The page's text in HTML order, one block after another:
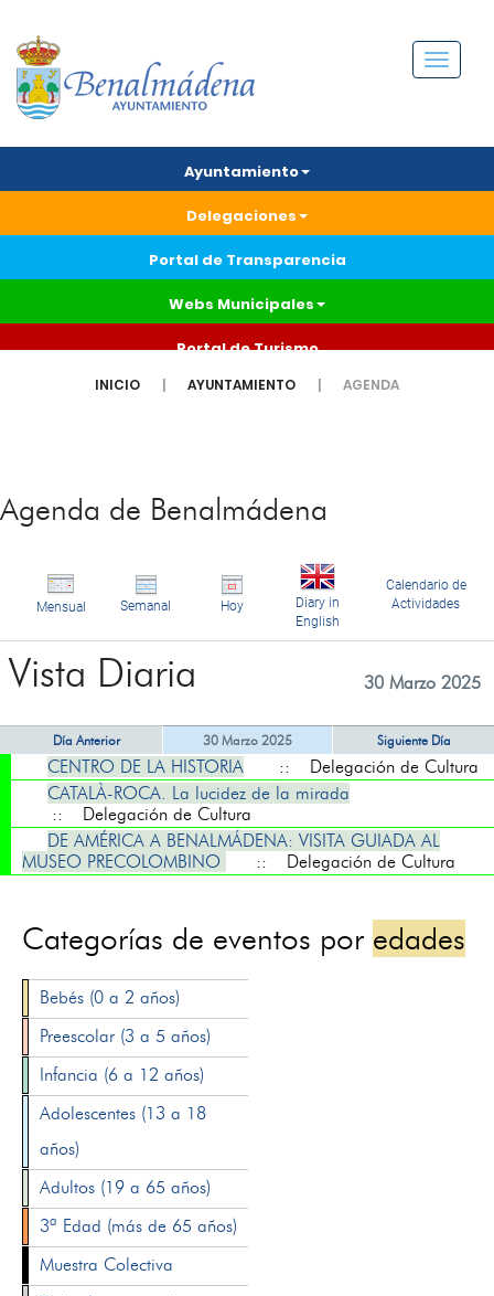
Menú
Ayuntamiento
Delegaciones
Portal de Transparencia
Webs Municipales
Portal de Turismo
INICIO AYUNTAMIENTO AGENDA
Agenda de Benalmádena
Mensual Semanal Hoy
Diary in
English
Calendario de
Actividades
Vista Diaria 30 Marzo 2025
Día Anterior 30 Marzo 2025 Siguiente Día
CENTRO DE LA HISTORIA
:: Delegación de Cultura
CATALÀ-ROCA. La lucidez de la mirada
:: Delegación de Cultura
DE AMÉRICA A BENALMÁDENA: VISITA GUIADA AL
MUSEO PRECOLOMBINO
:: Delegación de Cultura
Categorías de eventos por edades
Bebés (0 a 2 años)
Preescolar (3 a 5 años)
Infancia (6 a 12 años)
Adolescentes (13 a 18
años)
Adultos (19 a 65 años)
3ª Edad (más de 65 años)
Muestra Colectiva